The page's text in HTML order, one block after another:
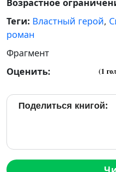
Возрастное
Теги: Властный герой,
роман
Фрагмент
Оценить:
(1
Поделиться книгой: